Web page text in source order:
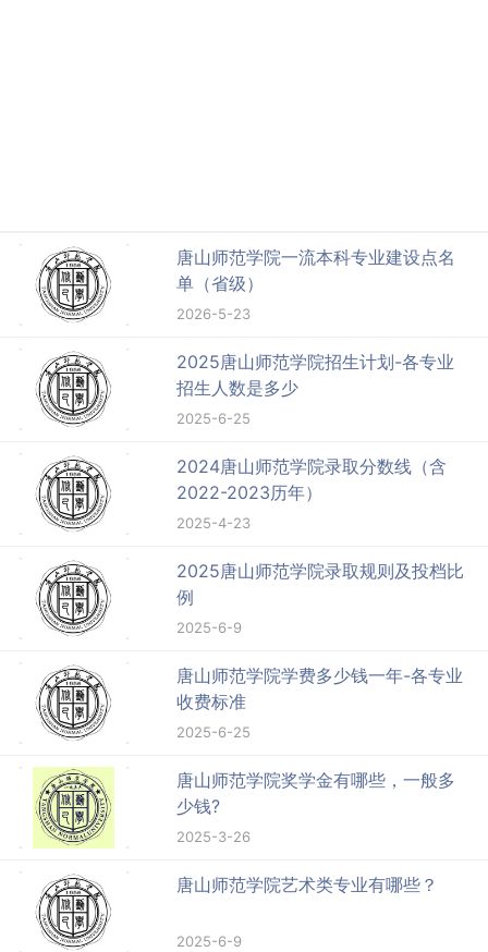
唐山师范学院一流本科专业建设点名
单（省级）
2026-5-23
2025唐山师范学院招生计划-各专业
招生人数是多少
2025-6-25
2024唐山师范学院录取分数线（含
2022-2023历年）
2025-4-23
2025唐山师范学院录取规则及投档比
例
2025-6-9
唐山师范学院学费多少钱一年-各专业
收费标准
2025-6-25
唐山师范学院奖学金有哪些，一般多
少钱?
2025-3-26
唐山师范学院艺术类专业有哪些？
2025-6-9